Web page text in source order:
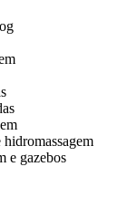
e gazebos